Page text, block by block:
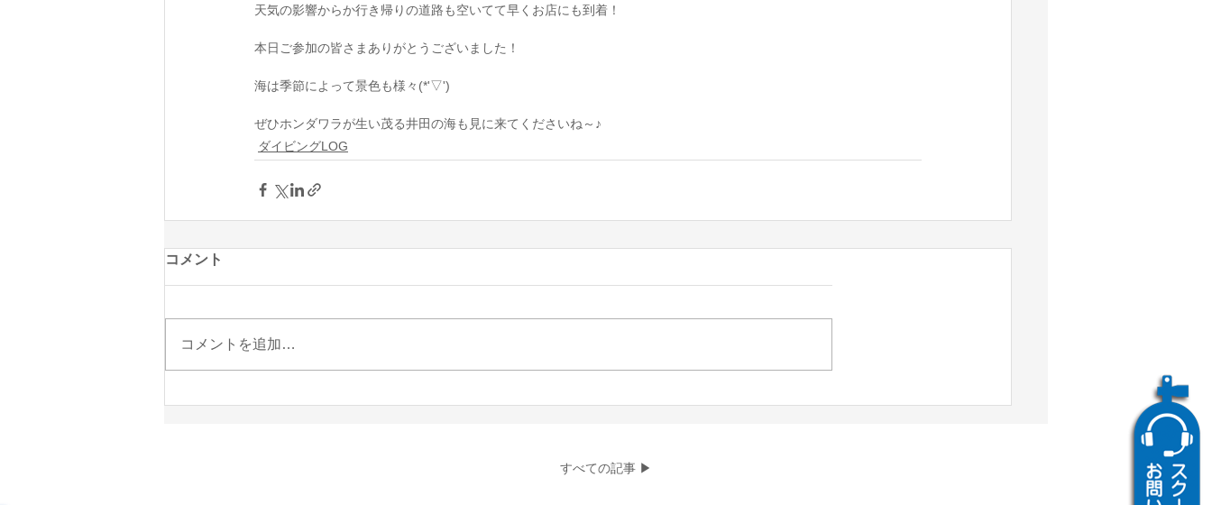
天気の影響からか行き帰りの道路も空いてて早くお店にも到着！
本日ご参加の皆さまありがとうございました！
海は季節によって景色も様々(*'▽')
ぜひホンダワラが生い茂る井田の海も見に来てくださいね～♪
ダイビングLOG
コメント
コメントを追加…
すべての記事 ▶